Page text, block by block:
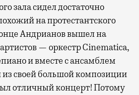
зала сидел достаточно
на протестантского
Андрианов вышел на
— оркестр Cinematica,
и вместе с ансамблем
своей большой композиции
отличный концерт! Потому